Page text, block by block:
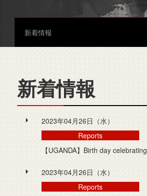
新着情報
新着情報
2023年04月26日（水）
Reports
【UGANDA】Birth day celebrating
2023年04月26日（水）
Reports